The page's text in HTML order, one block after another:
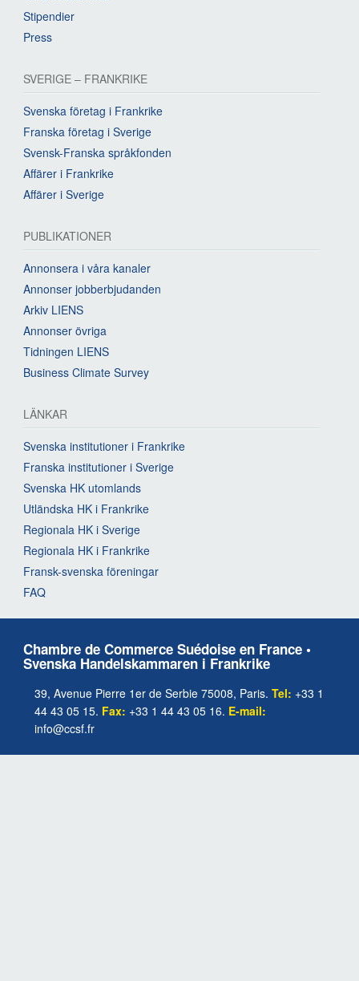
Stipendier
Press
SVERIGE – FRANKRIKE
Svenska företag i Frankrike
Franska företag i Sverige
Svensk-Franska språkfonden
Affärer i Frankrike
Affärer i Sverige
PUBLIKATIONER
Annonsera i våra kanaler
Annonser jobberbjudanden
Arkiv LIENS
Annonser övriga
Tidningen LIENS
Business Climate Survey
LÄNKAR
Svenska institutioner i Frankrike
Franska institutioner i Sverige
Svenska HK utomlands
Utländska HK i Frankrike
Regionala HK i Sverige
Regionala HK i Frankrike
Fransk-svenska föreningar
FAQ
Chambre de Commerce Suédoise en France •
Svenska Handelskammaren i Frankrike
39, Avenue Pierre 1er de Serbie 75008, Paris. Tel: +33 1
44 43 05 15. Fax: +33 1 44 43 05 16. E-mail:
info@ccsf.fr